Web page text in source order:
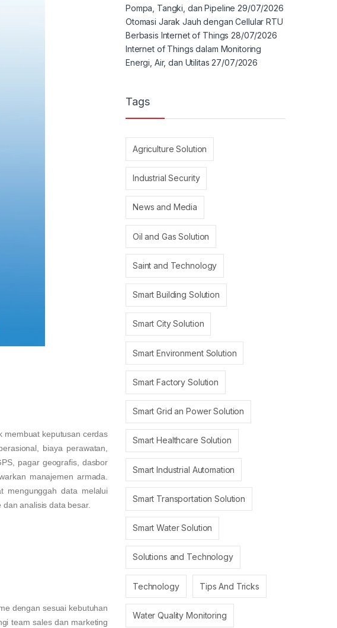
membuat keputusan cerdas
biaya perawatan,
pagar geografis, dasbor
manajemen armada.
mengunggah data melalui
analisis data besar.
dengan sesuai kebutuhan
team sales dan marketing
Pompa, Tangki, dan Pipeline 29/07/2026
Otomasi Jarak Jauh dengan Cellular RTU
Berbasis Internet of Things 28/07/2026
Internet of Things dalam Monitoring
Energi, Air, dan Utilitas 27/07/2026
Tags
Agriculture Solution
Industrial Security
News and Media
Oil and Gas Solution
Saint and Technology
Smart Building Solution
Smart City Solution
Smart Environment Solution
Smart Factory Solution
Smart Grid an Power Solution
Smart Healthcare Solution
Smart Industrial Automation
Smart Transportation Solution
Smart Water Solution
Solutions and Technology
Technology Tips And Tricks
Water Quality Monitoring